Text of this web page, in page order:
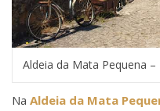
Aldeia da Mata Pequena
NaAldeia da Mata